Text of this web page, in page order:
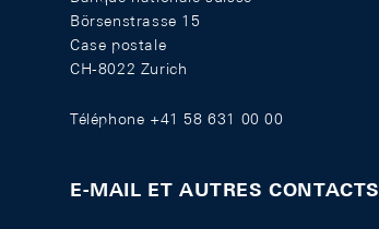
Börsenstrasse 15
Case postale
CH-8022 Zurich
Téléphone +41 58 631 00 00
E-MAIL ET AUTRES CONTACTS